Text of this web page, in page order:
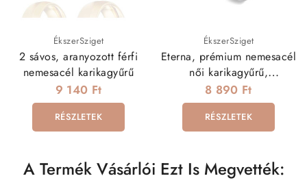
ÉkszerSziget
2 sávos, aranyozott férfi
nemesacél karikagyűrű
9 140 Ft
RÉSZLETEK
ÉkszerSziget
Eterna, prémium nemesacél
női karikagyűrű,
kristályokkal
8 890 Ft
RÉSZLETEK
A Termék Vásárlói Ezt Is Megvették: